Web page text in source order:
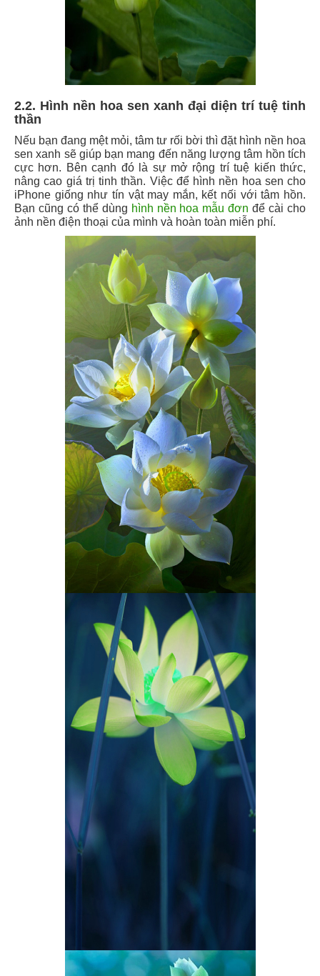
2.2. Hình nền hoa sen xanh đại diện trí tuệ tinh
thần
Nếu bạn đang mệt mỏi, tâm tư rối bời thì đặt hình nền hoa
sen xanh sẽ giúp bạn mang đến năng lượng tâm hồn tích
cực hơn. Bên cạnh đó là sự mở rộng trí tuệ kiến thức,
nâng cao giá trị tinh thần. Việc để hình nền hoa sen cho
iPhone giống như tín vật may mắn, kết nối với tâm hồn.
Bạn cũng có thể dùng hình nền hoa mẫu đơn để cài cho
ảnh nền điện thoại của mình và hoàn toàn miễn phí.